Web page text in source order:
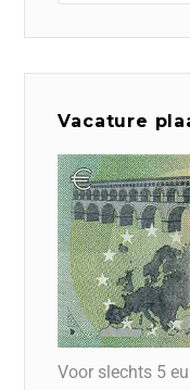
Vacature
Voor slechts 5